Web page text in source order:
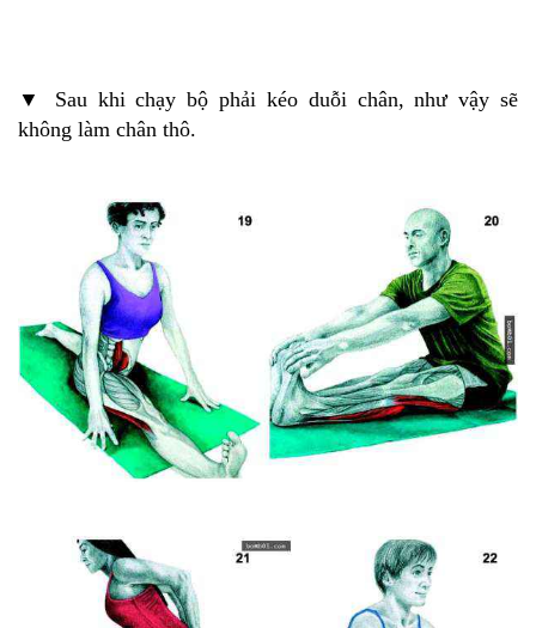
▼ Sau khi chạy bộ phải kéo duỗi chân, như vậy sẽ
không làm chân thô.